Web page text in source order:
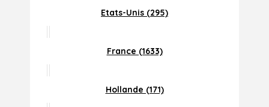
Etats-Unis (295)
France (1633)
Hollande (171)